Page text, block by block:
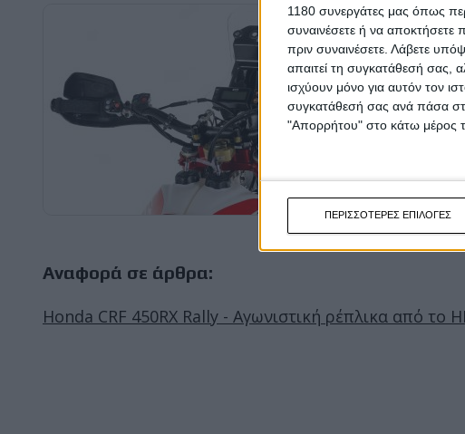
1180 συνεργάτες μας όπως
συναινέσετε ή να αποκτήσετε
πριν συναινέσετε. Λάβετε
απαιτεί τη συγκατάθεσή σας,
ισχύουν μόνο για αυτόν τον
συγκατάθεσή σας ανά πάσα
"Απορρήτου" στο κάτω μέρος
ΠΕΡΙΣΣΟΤΕΡΕΣ ΕΠΙΛΟΓΕΣ
Αναφορά σε άρθρα:
Honda CRF 450RX Rally - Αγωνιστική ρέπλικα από το